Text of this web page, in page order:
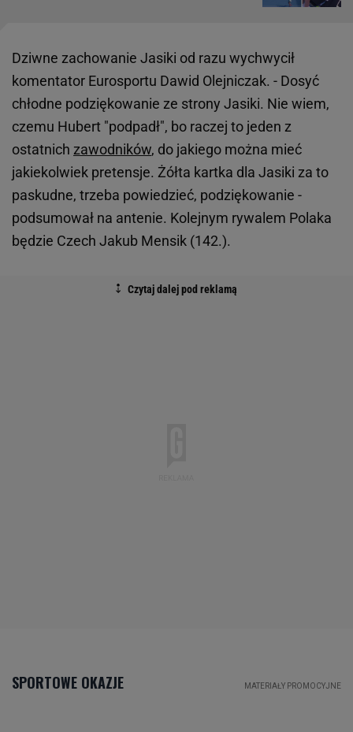
Dziwne zachowanie Jasiki od razu wychwycił
komentator Eurosportu Dawid Olejniczak. - Dosyć
chłodne podziękowanie ze strony Jasiki. Nie wiem,
czemu Hubert "podpadł", bo raczej to jeden z
ostatnich zawodników, do jakiego można mieć
jakiekolwiek pretensje. Żółta kartka dla Jasiki za to
paskudne, trzeba powiedzieć, podziękowanie -
podsumował na antenie. Kolejnym rywalem Polaka
będzie Czech Jakub Mensik (142.).